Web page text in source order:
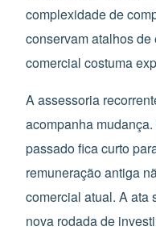
complexidade de
conservam atalhos
comercial costuma
A assessoria
acompanha
passado fica curto
remuneração antiga
comercial atual. A ata
nova rodada de